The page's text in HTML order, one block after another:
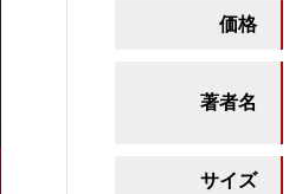
価格
著者名
サイズ